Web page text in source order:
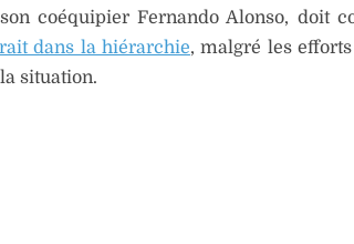
coéquipier Fernando Alonso, doit
dans la hiérarchie, malgré les
situation.